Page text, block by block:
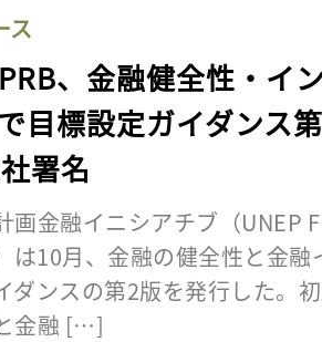
ス
PRB、金融健全性・イ
目標設定ガイダンス
署名
画金融イニシアチブ（UNEP
は10月、金融の健全性と金
ダンスの第2版を発行した。
金融 […]